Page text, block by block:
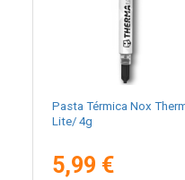
Pasta Térmica Nox
Lite/ 4g
5,99 €